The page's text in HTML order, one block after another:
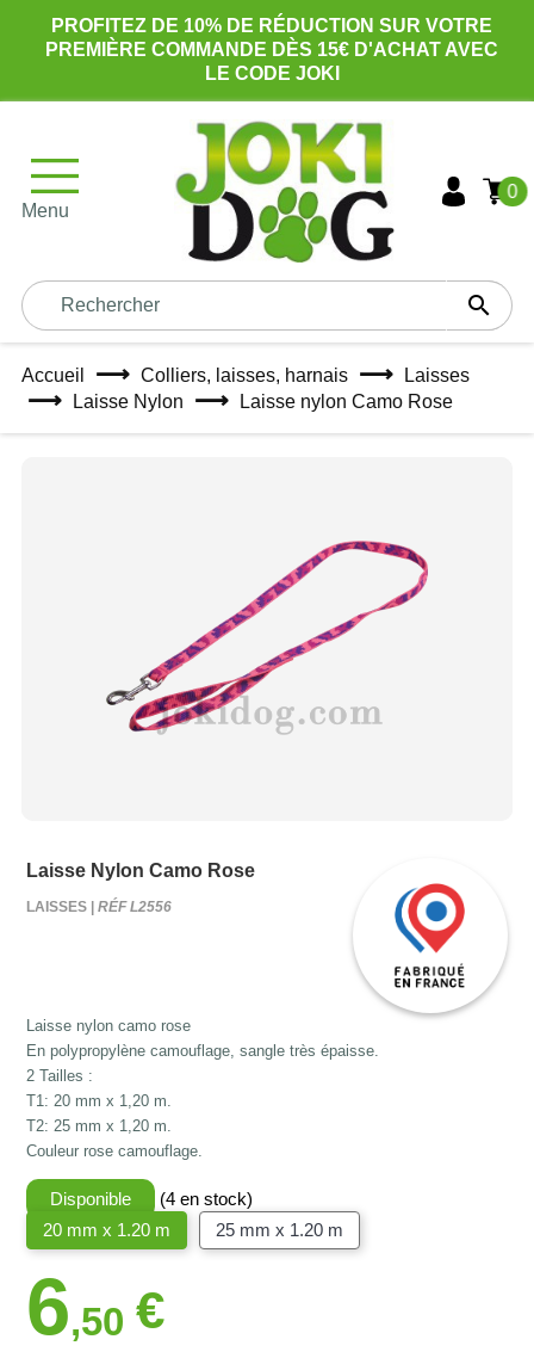
PROFITEZ DE 10% DE RÉDUCTION SUR VOTRE
PREMIÈRE COMMANDE DÈS 15€ D'ACHAT AVEC
LE CODE JOKI
Menu

0
Accueil Colliers, laisses, harnais
Laisses
Laisse Nylon
Laisse nylon Camo Rose
Laisse Nylon Camo Rose
LAISSES | RÉF L2556
Laisse nylon camo rose
En polypropylène camouflage, sangle très épaisse.
2 Tailles :
T1: 20 mm x 1,20 m.
T2: 25 mm x 1,20 m.
Couleur rose camouflage.
Disponible
(4 en stock)
20 mm x 1.20 m
25 mm x 1.20 m
6,50 €